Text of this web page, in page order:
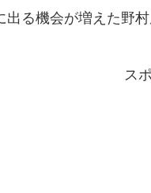
る機会が増えた野
ス